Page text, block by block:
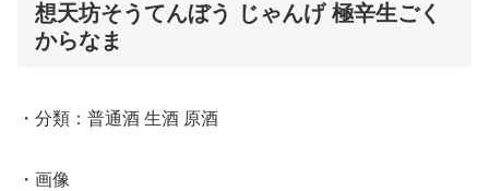
想天坊そうてんぼう じゃんげ 極辛生ごく
からなま
・分類：普通酒 生酒 原酒
・画像